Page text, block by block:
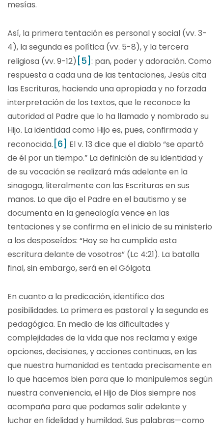
mesías.
Así, la primera tentación es personal y social (vv. 3-
4), la segunda es política (vv. 5-8), y la tercera
religiosa (vv. 9-12) [5] : pan, poder y adoración. Como
respuesta a cada una de las tentaciones, Jesús cita
las Escrituras, haciendo una apropiada y no forzada
interpretación de los textos, que le reconoce la
autoridad al Padre que lo ha llamado y nombrado su
Hijo. La identidad como Hijo es, pues, confirmada y
reconocida. [6] El v. 13 dice que el diablo “se apartó
de él por un tiempo.” La definición de su identidad y
de su vocación se realizará más adelante en la
sinagoga, literalmente con las Escrituras en sus
manos. Lo que dijo el Padre en el bautismo y se
documenta en la genealogía vence en las
tentaciones y se confirma en el inicio de su ministerio
a los desposeídos: “Hoy se ha cumplido esta
escritura delante de vosotros” (Lc 4:21). La batalla
final, sin embargo, será en el Gólgota.
En cuanto a la predicación, identifico dos
posibilidades. La primera es pastoral y la segunda es
pedagógica. En medio de las dificultades y
complejidades de la vida que nos reclama y exige
opciones, decisiones, y acciones continuas, en las
que nuestra humanidad es tentada precisamente en
lo que hacemos bien para que lo manipulemos según
nuestra conveniencia, el Hijo de Dios siempre nos
acompaña para que podamos salir adelante y
luchar en fidelidad y humildad. Sus palabras—como